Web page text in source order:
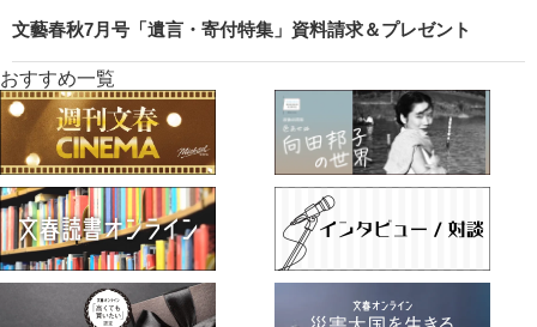
文藝春秋7月号「遺言・寄付特集」資料請求＆プレゼント
おすすめ一覧